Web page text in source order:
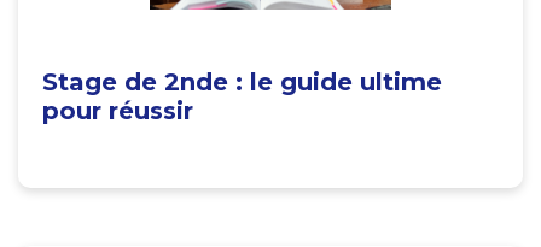
Stage de 2nde : le guide ultime
pour réussir